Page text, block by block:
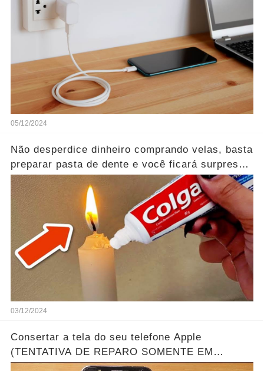
05/12/2024
Não desperdice dinheiro comprando velas, basta
preparar pasta de dente e você ficará surpreso
com esta descoberta
03/12/2024
Consertar a tela do seu telefone Apple
(TENTATIVA DE REPARO SOMENTE EM
VIDRO) Consertar a tela do seu telefone